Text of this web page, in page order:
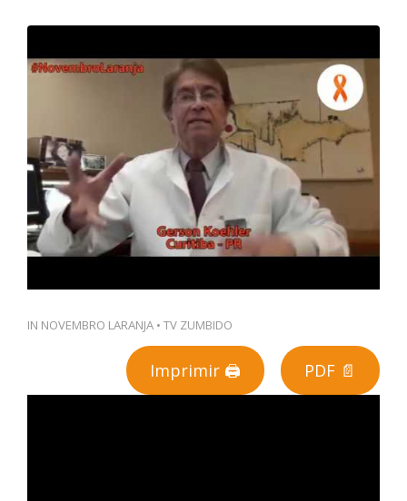
PT
IN NOVEMBRO LARANJA • TV ZUMBIDO
Imprimir 🖨 PDF 📄